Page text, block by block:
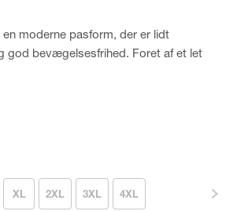
moderne pasform, der er lidt
god bevægelsesfrihed. Foret af et let
XL 2XL 3XL 4XL